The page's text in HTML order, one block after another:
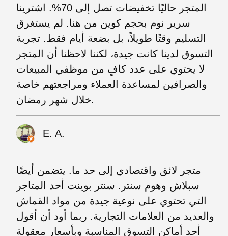
المتجر حاليًا تخفيضات تصل إلى 70%. اشترينا
سرير نوم بحجم كوين من هنا. لم يستغرق
التسليم وقتًا طويلاً، بل بضعة أيام فقط. تجربة
التسوق لدينا كانت جيدة، لكننا لاحظنا أن المتجر
لا يحتوي على عدد كافٍ من موظفي المبيعات
والصرافين لمساعدة العملاء ومراجعتهم خاصة
خلال شهر رمضان.
E. A.
متجر لائق واقتصادي إلى حد ما. يتضمن أيضًا
سبلاش وهوم سنتر. سنتر بوينت أحد المتاجر
التي تحتوي على نوعية جيدة من مواد القماش
والعديد من العلامات التجارية. ربما أود أن أقول
أحد أماكن التسوق المناسبة وبأسعار معقولة